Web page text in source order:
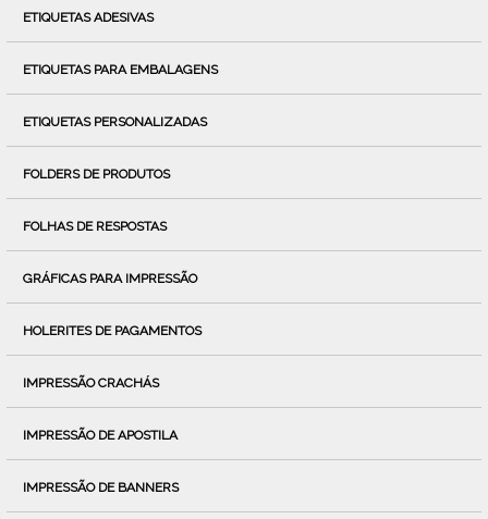
ETIQUETAS ADESIVAS
ETIQUETAS PARA EMBALAGENS
ETIQUETAS PERSONALIZADAS
FOLDERS DE PRODUTOS
FOLHAS DE RESPOSTAS
GRÁFICAS PARA IMPRESSÃO
HOLERITES DE PAGAMENTOS
IMPRESSÃO CRACHÁS
IMPRESSÃO DE APOSTILA
IMPRESSÃO DE BANNERS